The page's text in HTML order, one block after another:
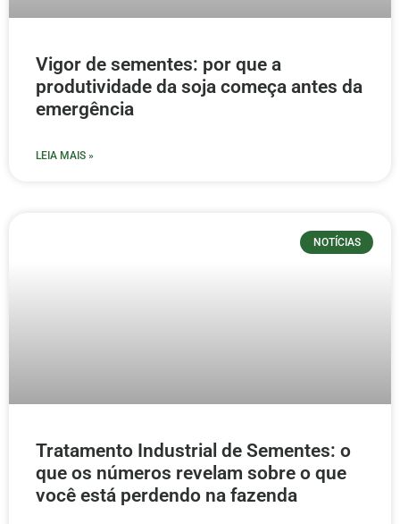
Vigor de sementes: por que a
produtividade da soja começa antes da
emergência
LEIA MAIS »
NOTÍCIAS
Tratamento Industrial de Sementes: o
que os números revelam sobre o que
você está perdendo na fazenda